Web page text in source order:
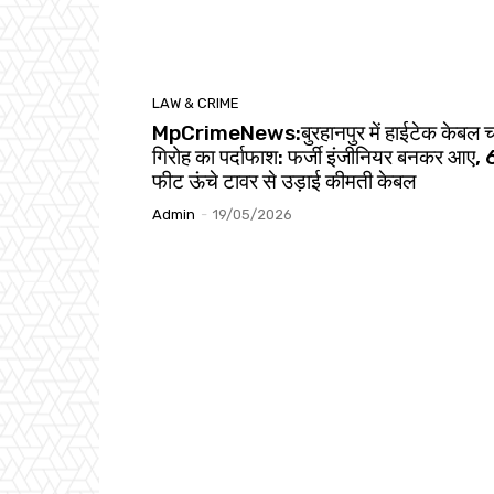
LAW & CRIME
MpCrimeNews:बुरहानपुर में हाईटेक केबल
गिरोह का पर्दाफाश: फर्जी इंजीनियर बनकर आए,
फीट ऊंचे टावर से उड़ाई कीमती केबल
Admin - 19/05/2026